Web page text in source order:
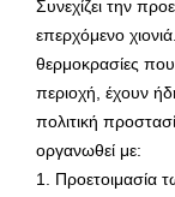
Συνεχίζει την
επερχόμενο
θερμοκρασίες
περιοχή, έχουν
πολιτική
οργανωθεί με:
1. Προετοιμασία